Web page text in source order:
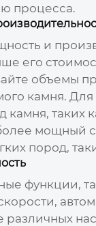
процесса.
и
его
объемы
камня. Для
камня, таких
мощный
пород,
функции,
различных